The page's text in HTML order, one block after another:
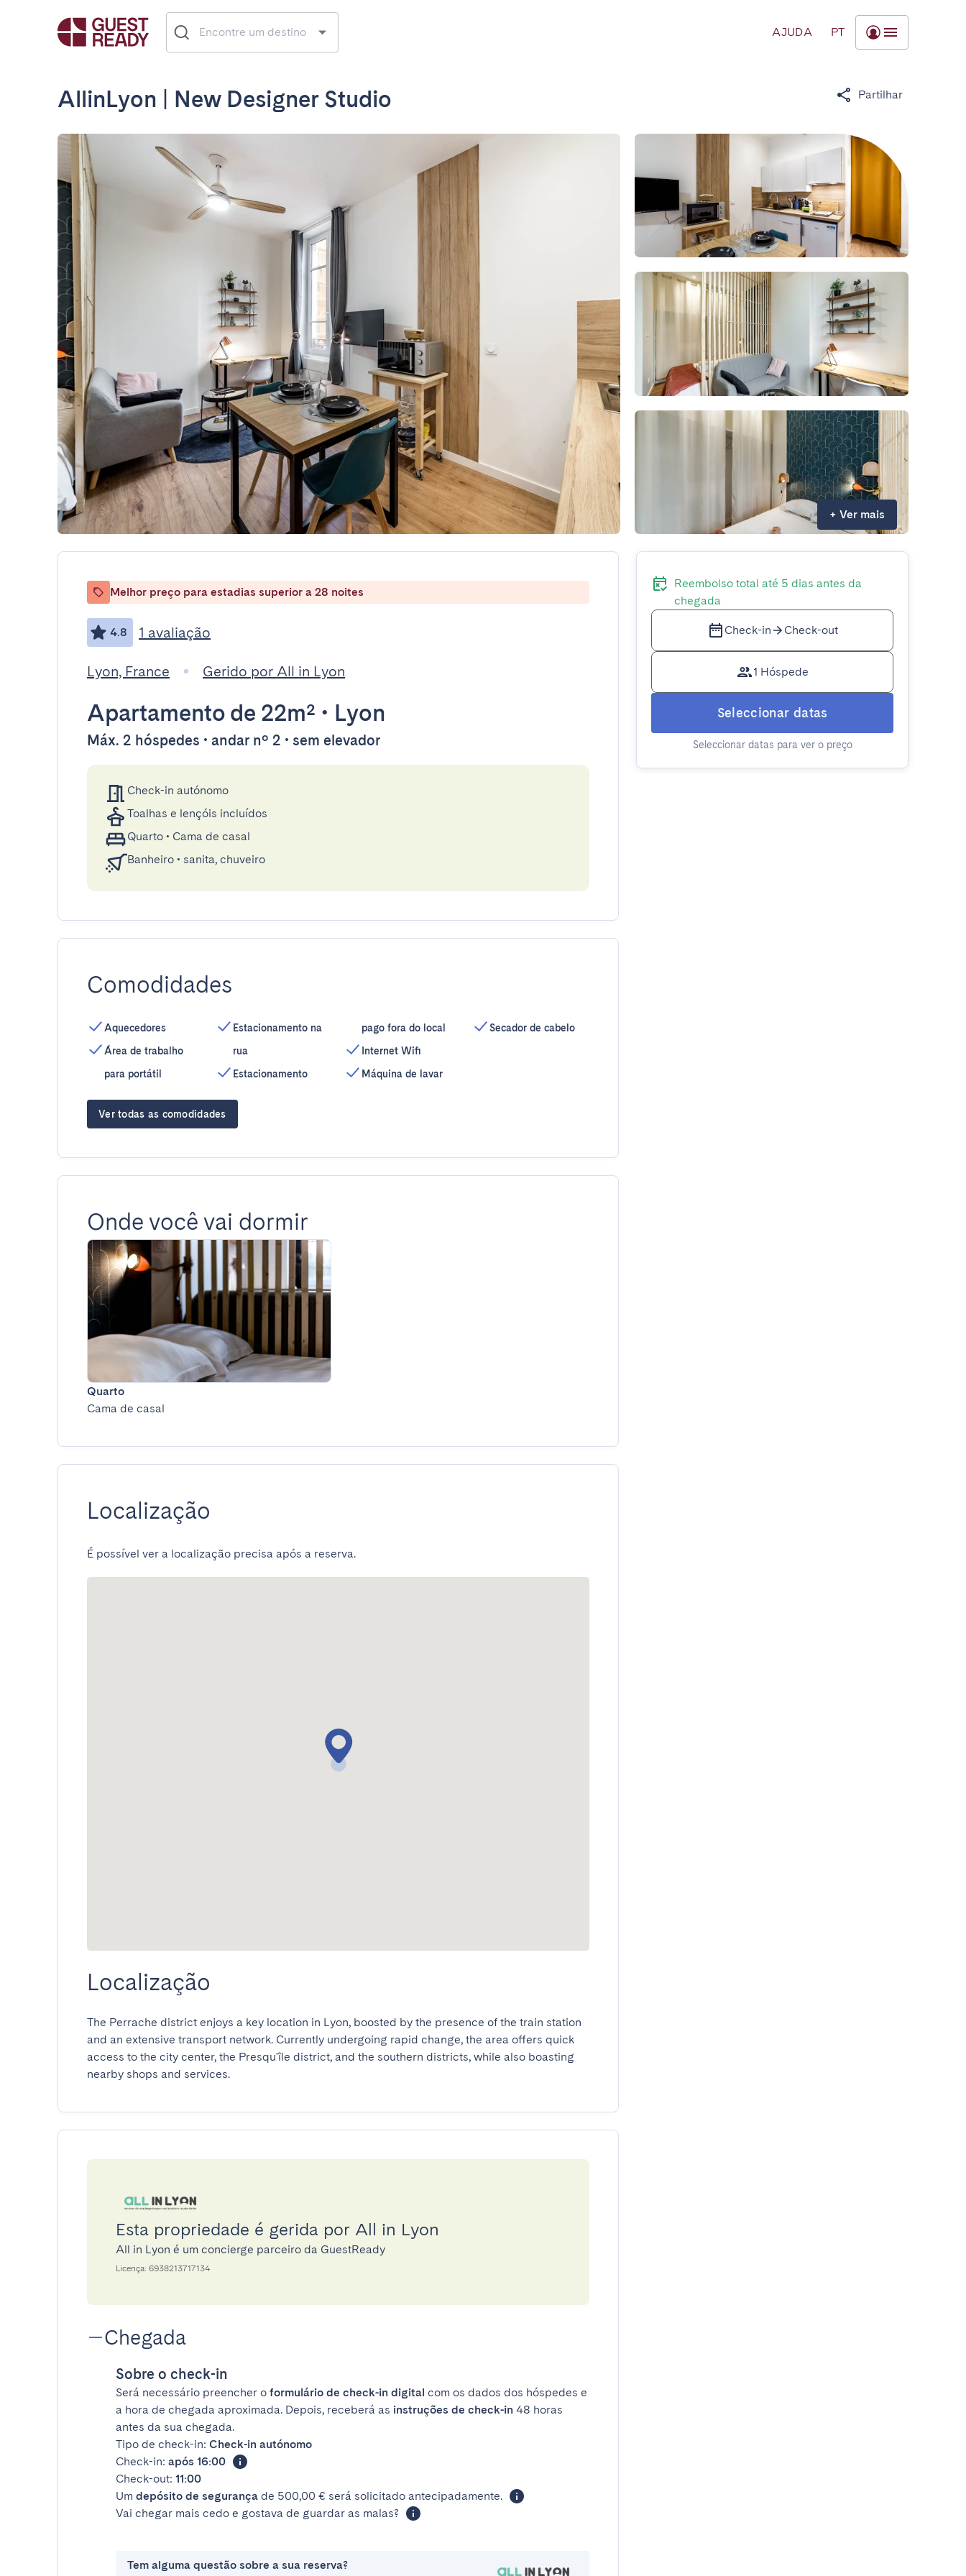
AJUDA PT
AllinLyon | New Designer Studio Partilhar
+ Ver mais
Melhor preço para estadias superior a 28 noites
4.8 1 avaliação
Lyon, France Gerido por All in Lyon
Apartamento de 22m² • Lyon
Máx. 2 hóspedes • andar nº 2 • sem elevador
Check-in autónomo
Toalhas e lençóis incluídos
Quarto • Cama de casal
Banheiro • sanita, chuveiro
Comodidades
Aquecedores
Área de trabalho
para portátil
Estacionamento na
rua
Estacionamento
pago fora do local
Internet Wifi
Máquina de lavar
Secador de cabelo
Ver todas as comodidades
Onde você vai dormir
Quarto
Cama de casal
Localização
É possível ver a localização precisa após a reserva.
Localização
The Perrache district enjoys a key location in Lyon, boosted by the presence of the train station
and an extensive transport network. Currently undergoing rapid change, the area offers quick
access to the city center, the Presqu'île district, and the southern districts, while also boasting
nearby shops and services.
Esta propriedade é gerida por All in Lyon
All in Lyon é um concierge parceiro da GuestReady
Licença: 6938213717134
Chegada
Sobre o check-in
Será necessário preencher o formulário de check-in digital com os dados dos hóspedes e
a hora de chegada aproximada. Depois, receberá as instruções de check-in 48 horas
antes da sua chegada.
Tipo de check-in: Check-in autónomo
Check-in: após 16:00
Check-out: 11:00
Um depósito de segurança de 500,00 € será solicitado antecipadamente.
Vai chegar mais cedo e gostava de guardar as malas?
Tem alguma questão sobre a sua reserva?
Reembolso total até 5 dias antes da
chegada
Check-in Check-out
1 Hóspede
Seleccionar datas
Seleccionar datas para ver o preço